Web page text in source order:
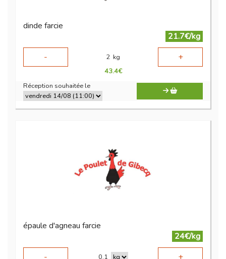
dinde farcie
21.7€/kg
-
2 kg +
43.4€
Réception souhaitée le
épaule d'agneau farcie
24€/kg
0.1